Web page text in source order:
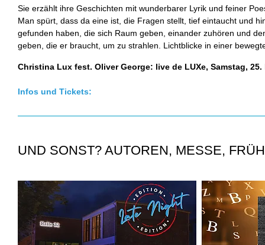
Sie erzählt ihre Geschichten mit wunderbarer Lyrik und feiner
Man spürt, dass da eine ist, die Fragen stellt, tief eintaucht und
gefunden haben, die sich Raum geben, einander zuhören und
geben, die er braucht, um zu strahlen. Lichtblicke in einer
Christina Lux fest. Oliver George: live de LUXe, Samstag,
Infos und Tickets:
UND SONST? AUTOREN, MESSE,